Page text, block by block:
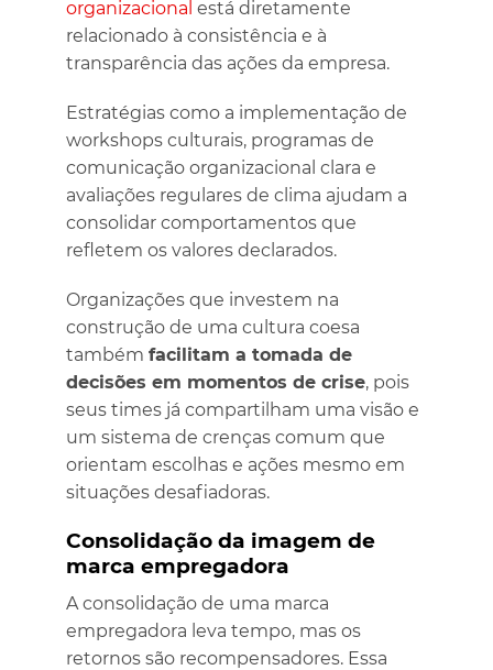
organizacional está diretamente
relacionado à consistência e à
transparência das ações da empresa.
Estratégias como a implementação de
workshops culturais, programas de
comunicação organizacional clara e
avaliações regulares de clima ajudam a
consolidar comportamentos que
refletem os valores declarados.
Organizações que investem na
construção de uma cultura coesa
também facilitam a tomada de
decisões em momentos de crise, pois
seus times já compartilham uma visão e
um sistema de crenças comum que
orientam escolhas e ações mesmo em
situações desafiadoras.
Consolidação da imagem de
marca empregadora
A consolidação de uma marca
empregadora leva tempo, mas os
retornos são recompensadores. Essa